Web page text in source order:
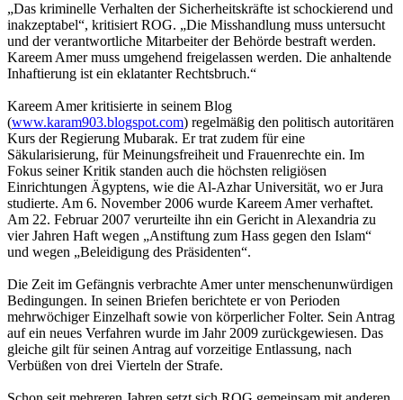
„Das kriminelle Verhalten der Sicherheitskräfte ist schockierend und
inakzeptabel“, kritisiert ROG. „Die Misshandlung muss untersucht
und der verantwortliche Mitarbeiter der Behörde bestraft werden.
Kareem Amer muss umgehend freigelassen werden. Die anhaltende
Inhaftierung ist ein eklatanter Rechtsbruch.“
Kareem Amer kritisierte in seinem Blog
(www.karam903.blogspot.com) regelmäßig den politisch autoritären
Kurs der Regierung Mubarak. Er trat zudem für eine
Säkularisierung, für Meinungsfreiheit und Frauenrechte ein. Im
Fokus seiner Kritik standen auch die höchsten religiösen
Einrichtungen Ägyptens, wie die Al-Azhar Universität, wo er Jura
studierte. Am 6. November 2006 wurde Kareem Amer verhaftet.
Am 22. Februar 2007 verurteilte ihn ein Gericht in Alexandria zu
vier Jahren Haft wegen „Anstiftung zum Hass gegen den Islam“
und wegen „Beleidigung des Präsidenten“.
Die Zeit im Gefängnis verbrachte Amer unter menschenunwürdigen
Bedingungen. In seinen Briefen berichtete er von Perioden
mehrwöchiger Einzelhaft sowie von körperlicher Folter. Sein Antrag
auf ein neues Verfahren wurde im Jahr 2009 zurückgewiesen. Das
gleiche gilt für seinen Antrag auf vorzeitige Entlassung, nach
Verbüßen von drei Vierteln der Strafe.